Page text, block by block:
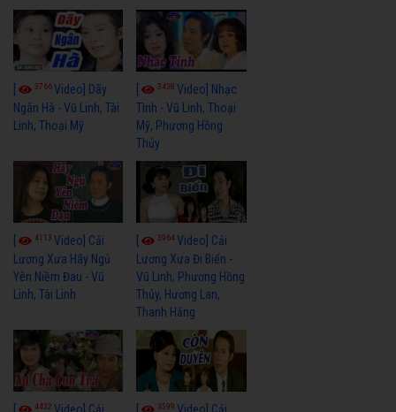
3766Video] Dãy
Ngân Hà - Vũ Linh, Tài
Linh, Thoại Mỹ
3438Video] Nhạc
Tình - Vũ Linh, Thoại
Mỹ, Phương Hồng
Thủy
4113 Video] Cải
Lương Xưa Hãy Ngủ
Yên Niềm Đau - Vũ
Linh, Tài Linh
3964Video] Cải
Lương Xưa Đi Biển -
Vũ Linh, Phương Hồng
Thủy, Hương Lan,
Thanh Hằng
4432 Video] Cải
3599Video] Cải